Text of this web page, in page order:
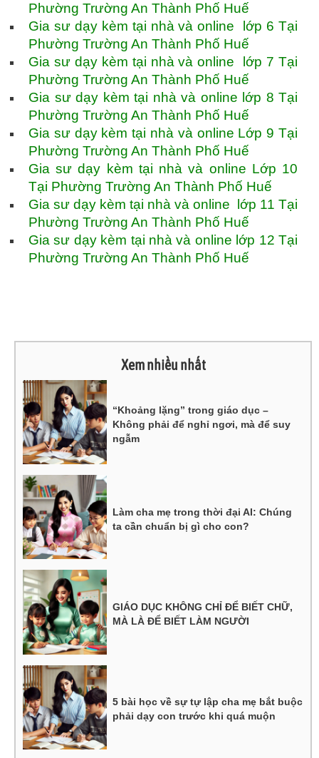
Phường Trường An Thành Phố Huế
Gia sư dạy kèm tại nhà và online lớp 6 Tại
Phường Trường An Thành Phố Huế
Gia sư dạy kèm tại nhà và online lớp 7 Tại
Phường Trường An Thành Phố Huế
Gia sư dạy kèm tại nhà và online lớp 8 Tại
Phường Trường An Thành Phố Huế
Gia sư dạy kèm tại nhà và online Lớp 9 Tại
Phường Trường An Thành Phố Huế
Gia sư dạy kèm tại nhà và online Lớp 10
Tại Phường Trường An Thành Phố Huế
Gia sư dạy kèm tại nhà và online lớp 11 Tại
Phường Trường An Thành Phố Huế
Gia sư dạy kèm tại nhà và online lớp 12 Tại
Phường Trường An Thành Phố Huế
Xem nhiều nhất
“Khoảng lặng” trong giáo dục –
Không phải để nghỉ ngơi, mà để suy
ngẫm
Làm cha mẹ trong thời đại AI: Chúng
ta cần chuẩn bị gì cho con?
GIÁO DỤC KHÔNG CHỈ ĐỂ BIẾT CHỮ,
MÀ LÀ ĐỂ BIẾT LÀM NGƯỜI
5 bài học về sự tự lập cha mẹ bắt buộc
phải dạy con trước khi quá muộn